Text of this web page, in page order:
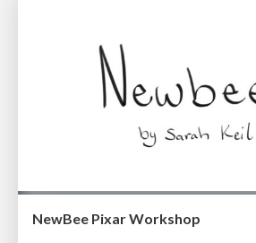
NewBee Pixar Workshop